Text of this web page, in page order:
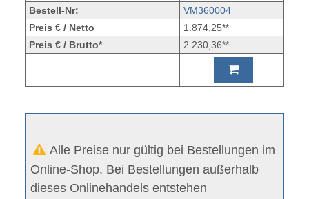
Bestell-Nr:
VM360004
Preis € / Netto
1.874,25**
Preis € / Brutto*
2.230,36**
Alle Preise nur gültig bei Bestellungen im
Online-Shop. Bei Bestellungen außerhalb
dieses Onlinehandels entstehen